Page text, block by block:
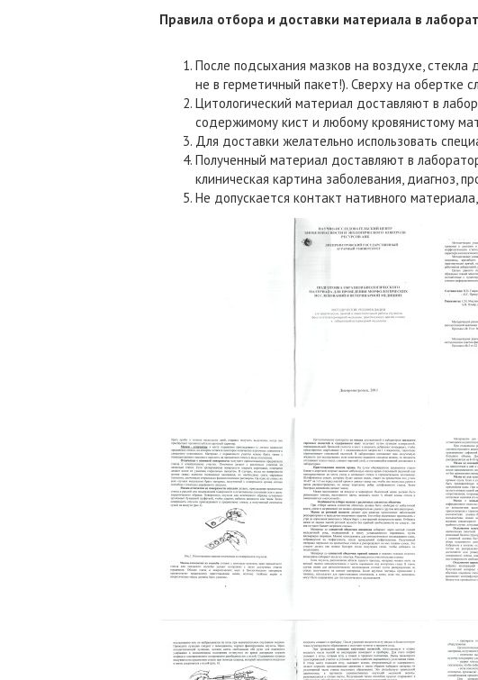
Правила отбора и доставки материала в
После подсыхания мазков на воздухе,
не в герметичный пакет!). Сверху на обертке
Цитологический материал доставляют в
содержимому кист и любому кровянистому
Для доставки желательно использовать
Полученный материал доставляют в
клиническая картина заболевания, диагноз,
Не допускается контакт нативного